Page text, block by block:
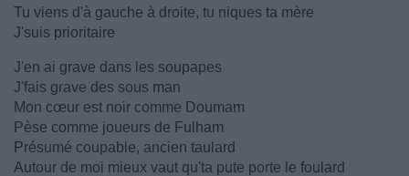
Tu viens d'à gauche à droite, tu niques ta mère
J'suis prioritaire
J'en ai grave dans les soupapes
J'fais grave des sous man
Mon cœur est noir comme Doumam
Pèse comme joueurs de Fulham
Présumé coupable, ancien taulard
Autour de moi mieux vaut qu'ta pute porte le foulard